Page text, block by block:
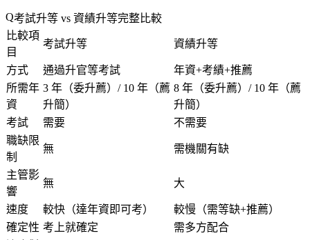
考試升等 vs 資績升等完整比較
比較項
目
考試升等 資績升等
方式 通過升官等考試
年資+考績+推薦
所需年
資
3 年（委升薦）/ 10 年（薦
升簡）
8 年（委升薦）/ 10 年（薦
升簡）
考試
需要
不需要
職缺限
制
無 需機關有缺
主管影
響
無 大
速度 較快（達年資即可考）
較慢（需等缺+推薦）
確定性 考上就確定
需多方配合